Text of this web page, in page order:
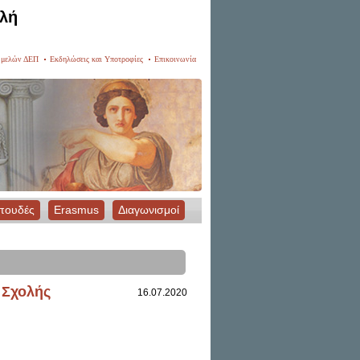
μελών ΔΕΠ Εκδηλώσεις και Υποτροφίες Επικοινωνία
Erasmus Διαγωνισμοί
16.07.2020